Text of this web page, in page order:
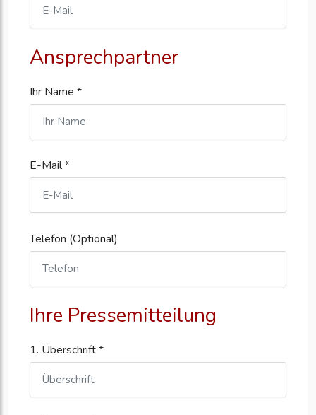
Ansprechpartner
Ihr Name *
E-Mail *
Telefon (Optional)
Ihre Pressemitteilung
1. Überschrift *